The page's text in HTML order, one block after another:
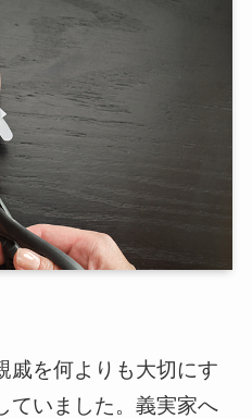
戚を何よりも大切にす
ていました。義実家へ